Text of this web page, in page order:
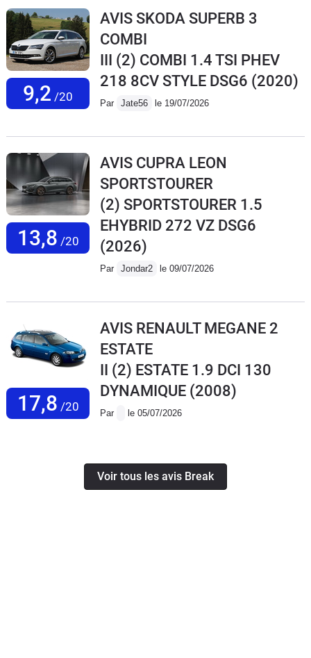
9,2 /20
AVIS SKODA SUPERB 3
COMBI
III (2) COMBI 1.4 TSI PHEV
218 8CV STYLE DSG6 (2020)
Par Jate56 le 19/07/2026
13,8 /20
AVIS CUPRA LEON
SPORTSTOURER
(2) SPORTSTOURER 1.5
EHYBRID 272 VZ DSG6
(2026)
Par Jondar2 le 09/07/2026
17,8 /20
AVIS RENAULT MEGANE 2
ESTATE
II (2) ESTATE 1.9 DCI 130
DYNAMIQUE (2008)
Par le 05/07/2026
Voir tous les avis Break